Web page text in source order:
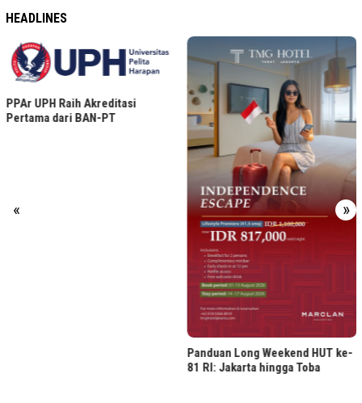
HEADLINES
« »
PPAr UPH Raih Akreditasi
Pertama dari BAN-PT
Panduan Long Weekend HUT ke-
81 RI: Jakarta hingga Toba